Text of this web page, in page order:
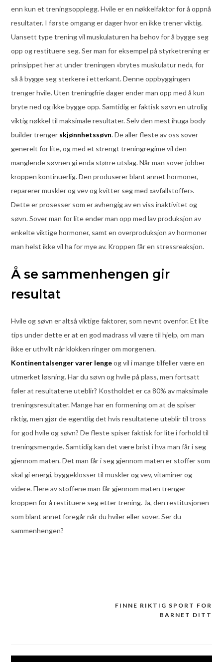
enn kun et treningsopplegg. Hvile er en nøkkelfaktor for å oppnå
resultater. I første omgang er dager hvor en ikke trener viktig.
Uansett type trening vil muskulaturen ha behov for å bygge seg
opp og restituere seg. Ser man for eksempel på styrketrening er
prinsippet her at under treningen «brytes muskulatur ned», for
så å bygge seg sterkere i etterkant. Denne oppbyggingen
trenger hvile. Uten treningfrie dager ender man opp med å kun
bryte ned og ikke bygge opp. Samtidig er faktisk søvn en utrolig
viktig nøkkel til maksimale resultater. Selv den mest ihuga body
builder trenger skjønnhetssøvn. De aller fleste av oss sover
generelt for lite, og med et strengt treningregime vil den
manglende søvnen gi enda større utslag. Når man sover jobber
kroppen kontinuerlig. Den produserer blant annet hormoner,
reparerer muskler og vev og kvitter seg med «avfallstoffer».
Dette er prosesser som er avhengig av en viss inaktivitet og
søvn. Sover man for lite ender man opp med lav produksjon av
enkelte viktige hormoner, samt en overproduksjon av hormoner
man helst ikke vil ha for mye av. Kroppen får en stressreaksjon.
Å se sammenhengen gir
resultat
Hvile og søvn er altså viktige faktorer, som nevnt ovenfor. Et lite
tips under dette er at en god madrass vil være til hjelp, om man
ikke er uthvilt når klokken ringer om morgenen.
Kontinentalsenger varer lengeog vil i mange tilfeller være en
utmerket løsning. Har du søvn og hvile på plass, men fortsatt
føler at resultatene uteblir? Kostholdet er ca 80% av maksimale
treningsresultater. Mange har en formening om at de spiser
riktig, men gjør de egentlig det hvis resultatene uteblir til tross
for god hvile og søvn? De fleste spiser faktisk for lite i forhold til
treningsmengde. Samtidig kan det være brist i hva man får i seg
gjennom maten. Det man får i seg gjennom maten er stoffer som
skal gi energi, byggeklosser til muskler og vev, vitaminer og
videre. Flere av stoffene man får gjennom maten trenger
kroppen for å restituere seg etter trening. Ja, den restitusjonen
som blant annet foregår når du hviler eller sover. Ser du
sammenhengen?
InnleggsnavigeringFINNE RIKTIG SPORT FOR
BARNET DITT